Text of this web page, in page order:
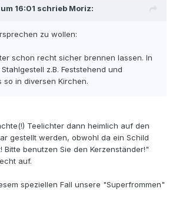
16:01 schrieb Moriz:
zu wollen:
schon recht sicher brennen lassen. In
z.B. Feststehend und
so in diversen Kirchen.
Teelichter dann heimlich auf den
gestellt werden, obwohl da ein Schild
Bitte benutzen Sie den Kerzenständer!"
auf.
speziellen Fall unsere "Superfrommen"